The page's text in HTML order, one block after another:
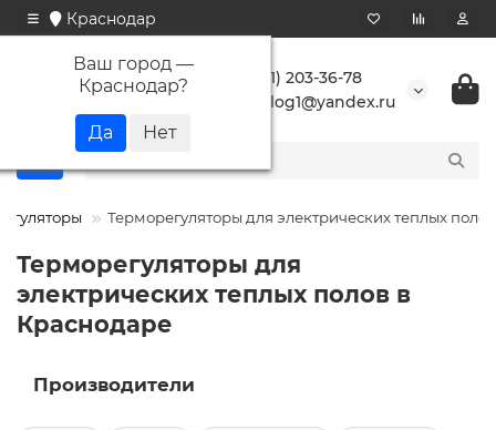
Краснодар
Ваш город —
Краснодар?
+7 (861) 203-36-78
buranlog1@yandex.ru
Терморегуляторы для электрических теплых полов
Терморегуляторы для
электрических теплых полов в
Краснодаре
Производители